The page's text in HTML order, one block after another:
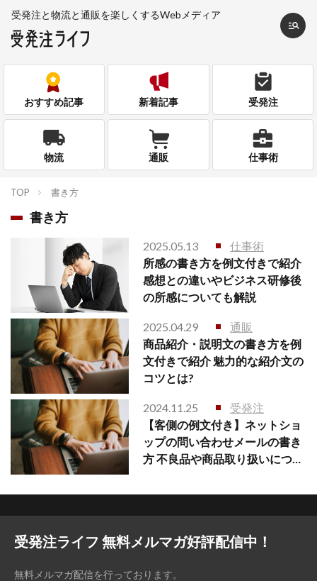
受発注と物流と通販を楽しくするWebメディア
おすすめ記事 新着記事 受発注
物流 通販 仕事術
TOP 書き方
書き方
2025.05.13
仕事術
所感の書き方を例文付きで紹介
感想との違いやビジネス研修後
の所感についても解説
2025.04.29
通販
商品紹介・説明文の書き方を例
文付きで紹介 魅力的な紹介文の
コツとは?
2024.11.25
受発注
【客側の例文付き】ネットショ
ップの問い合わせメールの書き
方 不良品や商品取り扱いについ
受発注ライフ 無料メルマガ好評配信中！
無料メルマガ配信を行っております。